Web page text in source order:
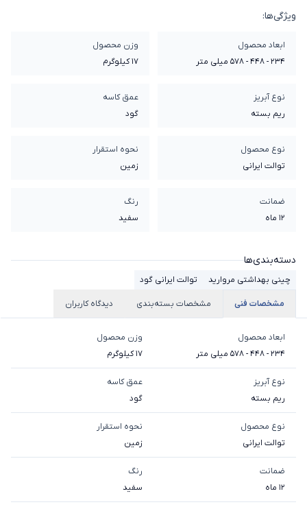
ویژگی‌ها:
ابعاد محصول
234 - 448 - 578 میلی متر
وزن محصول
17 کیلوگرم
نوع آبریز
ریم بسته
عمق کاسه
گود
نوع محصول
توالت ایرانی
نحوه استقرار
زمین
ضمانت
12 ماه
رنگ
سفید
دسته‌بندی‌ها
چینی بهداشتی مروارید توالت ایرانی گود
مشخصات فنی مشخصات بسته‌بندی دیدگاه کاربران
ابعاد محصول
234 - 448 - 578 میلی متر
وزن محصول
17 کیلوگرم
نوع آبریز
ریم بسته
عمق کاسه
گود
نوع محصول
توالت ایرانی
نحوه استقرار
زمین
ضمانت
12 ماه
رنگ
سفید